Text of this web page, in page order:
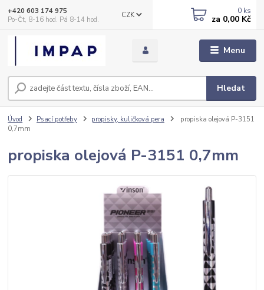
Menu
CZK
Hledat
+420 603 174 975
Po-Čt, 8-16 hod. Pá 8-14 hod.
0 ks
za 0,00 Kč
Úvod Psací potřeby propisky, kuličková pera
propiska olejová P-3151
0,7mm
propiska olejová P-3151 0,7mm